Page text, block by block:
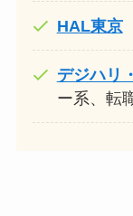
HAL東京
デジハリ
ー系、転